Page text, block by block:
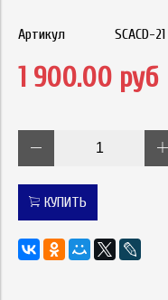
Артикул SCACD-21
1 900.00 руб
КУПИТЬ